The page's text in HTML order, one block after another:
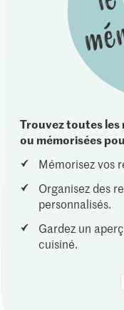
Trouvez toutes les
ou mémorisées
Mémorisez vos
Organisez des
personnalisés.
Gardez un
cuisiné.